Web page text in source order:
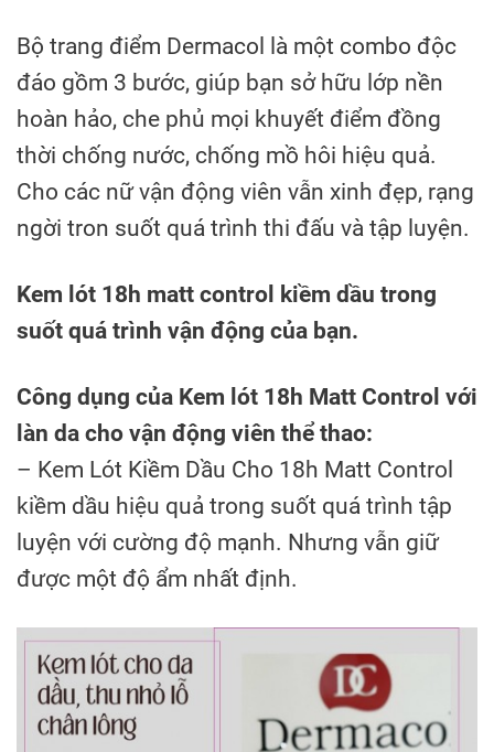
Bộ trang điểm Dermacol là một combo độc
đáo gồm 3 bước, giúp bạn sở hữu lớp nền
hoàn hảo, che phủ mọi khuyết điểm đồng
thời chống nước, chống mồ hôi hiệu quả.
Cho các nữ vận động viên vẫn xinh đẹp, rạng
ngời tron suốt quá trình thi đấu và tập luyện.
Kem lót 18h matt control kiềm dầu trong
suốt quá trình vận động của bạn.
Công dụng của Kem lót 18h Matt Control với
làn da cho vận động viên thể thao:
– Kem Lót Kiềm Dầu Cho 18h Matt Control
kiềm dầu hiệu quả trong suốt quá trình tập
luyện với cường độ mạnh. Nhưng vẫn giữ
được một độ ẩm nhất định.